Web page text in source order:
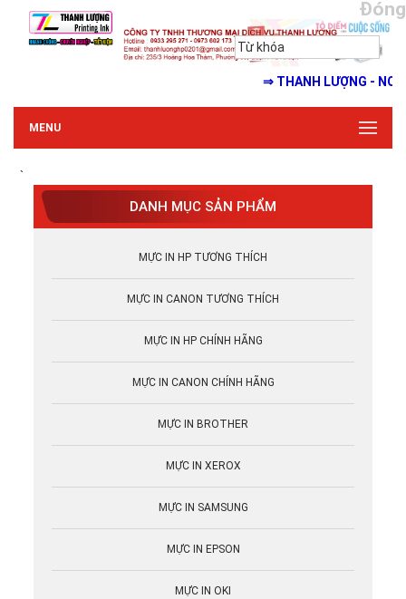
Đóng
⇒ THANH LƯỢNG - NƠI
MENU
`
DANH MỤC SẢN PHẨM
MỰC IN HP TƯƠNG THÍCH
MỰC IN CANON TƯƠNG THÍCH
MỰC IN HP CHÍNH HÃNG
MỰC IN CANON CHÍNH HÃNG
MỰC IN BROTHER
MỰC IN XEROX
MỰC IN SAMSUNG
MỰC IN EPSON
MỰC IN OKI